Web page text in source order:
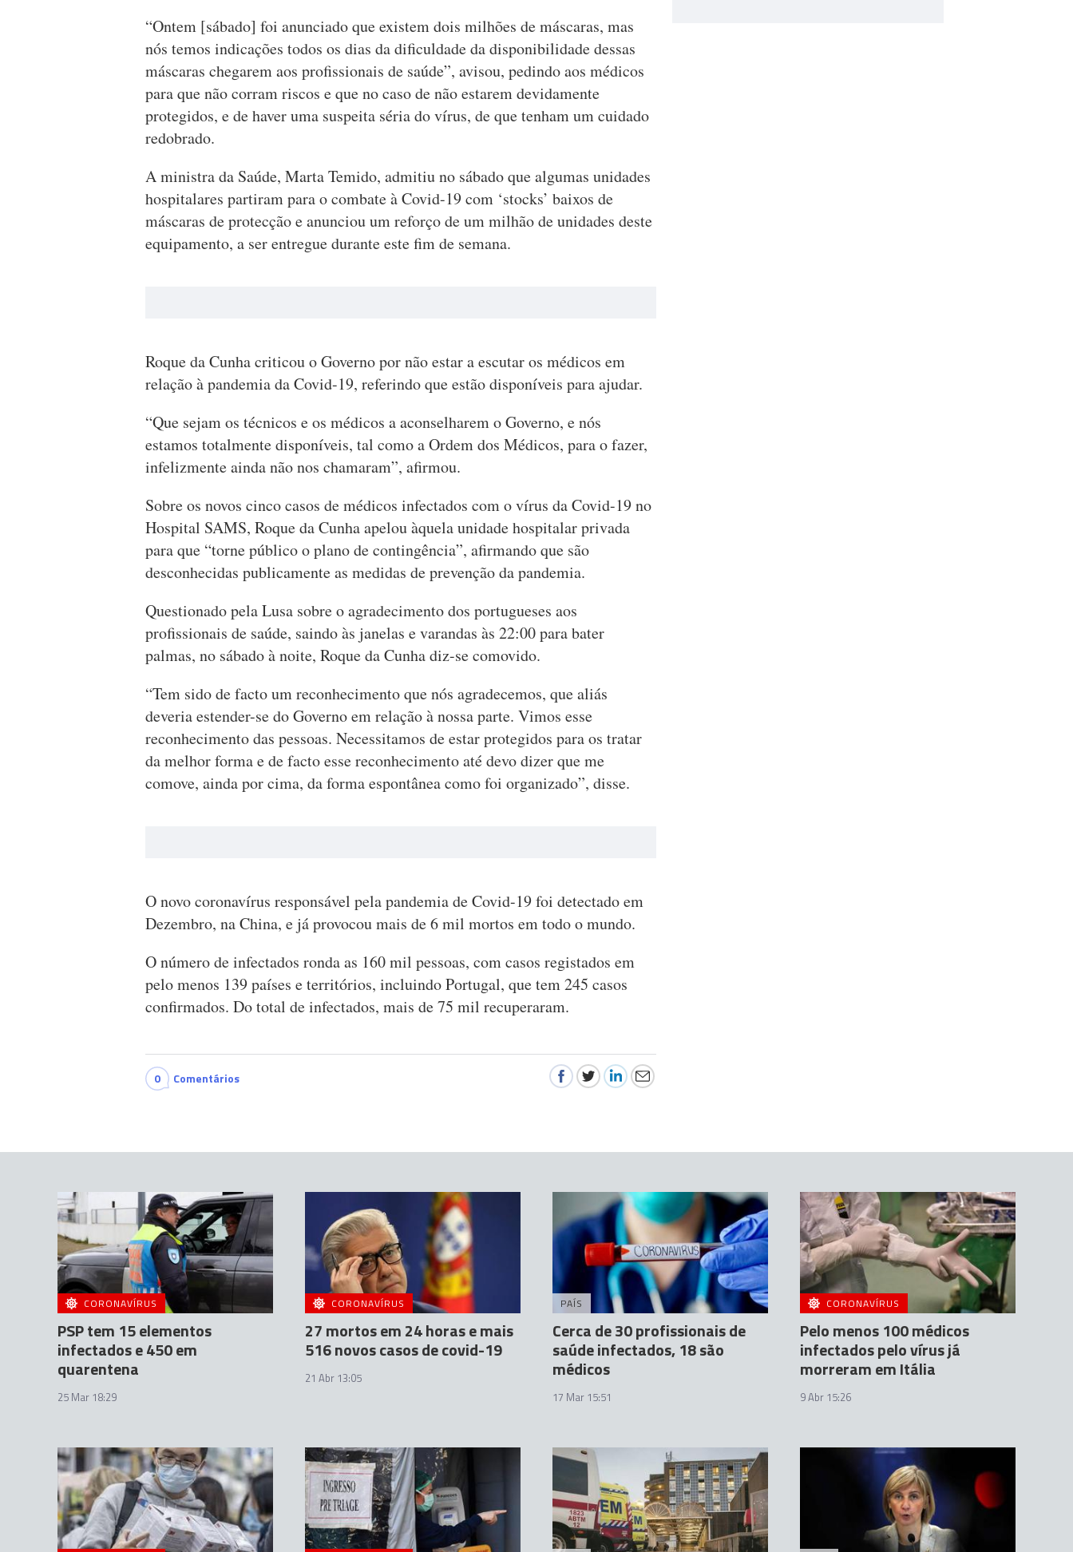
“Ontem [sábado] foi anunciado que existem dois milhões de máscaras, mas
nós temos indicações todos os dias da dificuldade da disponibilidade dessas
máscaras chegarem aos profissionais de saúde”, avisou, pedindo aos médicos
para que não corram riscos e que no caso de não estarem devidamente
protegidos, e de haver uma suspeita séria do vírus, de que tenham um cuidado
redobrado.
A ministra da Saúde, Marta Temido, admitiu no sábado que algumas unidades
hospitalares partiram para o combate à Covid-19 com ‘stocks’ baixos de
máscaras de protecção e anunciou um reforço de um milhão de unidades deste
equipamento, a ser entregue durante este fim de semana.
Roque da Cunha criticou o Governo por não estar a escutar os médicos em
relação à pandemia da Covid-19, referindo que estão disponíveis para ajudar.
“Que sejam os técnicos e os médicos a aconselharem o Governo, e nós
estamos totalmente disponíveis, tal como a Ordem dos Médicos, para o fazer,
infelizmente ainda não nos chamaram”, afirmou.
Sobre os novos cinco casos de médicos infectados com o vírus da Covid-19 no
Hospital SAMS, Roque da Cunha apelou àquela unidade hospitalar privada
para que “torne público o plano de contingência”, afirmando que são
desconhecidas publicamente as medidas de prevenção da pandemia.
Questionado pela Lusa sobre o agradecimento dos portugueses aos
profissionais de saúde, saindo às janelas e varandas às 22:00 para bater
palmas, no sábado à noite, Roque da Cunha diz-se comovido.
“Tem sido de facto um reconhecimento que nós agradecemos, que aliás
deveria estender-se do Governo em relação à nossa parte. Vimos esse
reconhecimento das pessoas. Necessitamos de estar protegidos para os tratar
da melhor forma e de facto esse reconhecimento até devo dizer que me
comove, ainda por cima, da forma espontânea como foi organizado”, disse.
O novo coronavírus responsável pela pandemia de Covid-19 foi detectado em
Dezembro, na China, e já provocou mais de 6 mil mortos em todo o mundo.
O número de infectados ronda as 160 mil pessoas, com casos registados em
pelo menos 139 países e territórios, incluindo Portugal, que tem 245 casos
confirmados. Do total de infectados, mais de 75 mil recuperaram.
0 Comentários
CORONAVÍRUS
PSP tem 15 elementos
infectados e 450 em
quarentena
25 Mar 18:29
CORONAVÍRUS
27 mortos em 24 horas e mais
516 novos casos de covid-19
21 Abr 13:05
PAÍS
Cerca de 30 profissionais de
saúde infectados, 18 são
médicos
17 Mar 15:51
CORONAVÍRUS
Pelo menos 100 médicos
infectados pelo vírus já
morreram em Itália
9 Abr 15:26